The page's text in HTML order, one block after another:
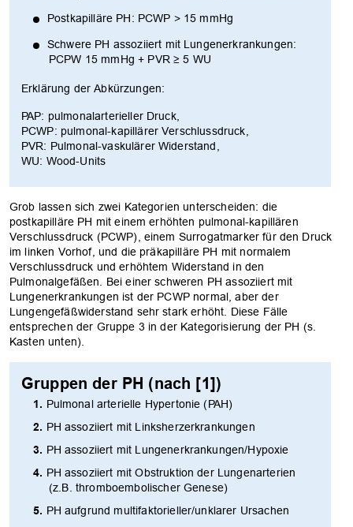
Postkapilläre PH: PCWP > 15 mmHg
Schwere PH assoziiert mit Lungenerkrankungen:
PCPW 15 mmHg + PVR ≥ 5 WU
Erklärung der Abkürzungen:
PAP: pulmonalarterieller Druck,
PCWP: pulmonal-kapillärer Verschlussdruck,
PVR: Pulmonal-vaskulärer Widerstand,
WU: Wood-Units
Grob lassen sich zwei Kategorien unterscheiden: die
postkapilläre PH mit einem erhöhten pulmonal-kapillären
Verschlussdruck (PCWP), einem Surrogatmarker für den Druck
im linken Vorhof, und die präkapilläre PH mit normalem
Verschlussdruck und erhöhtem Widerstand in den
Pulmonalgefäßen. Bei einer schweren PH assoziiert mit
Lungenerkrankungen ist der PCWP normal, aber der
Lungengefäßwiderstand sehr stark erhöht. Diese Fälle
entsprechen der Gruppe 3 in der Kategorisierung der PH (s.
Kasten unten).
Gruppen der PH (nach [1])
Pulmonal arterielle Hypertonie (PAH)
PH assoziiert mit Linksherzerkrankungen
PH assoziiert mit Lungenerkrankungen/Hypoxie
PH assoziiert mit Obstruktion der Lungenarterien
(z.B. thromboembolischer Genese)
PH aufgrund multifaktorieller/unklarer Ursachen